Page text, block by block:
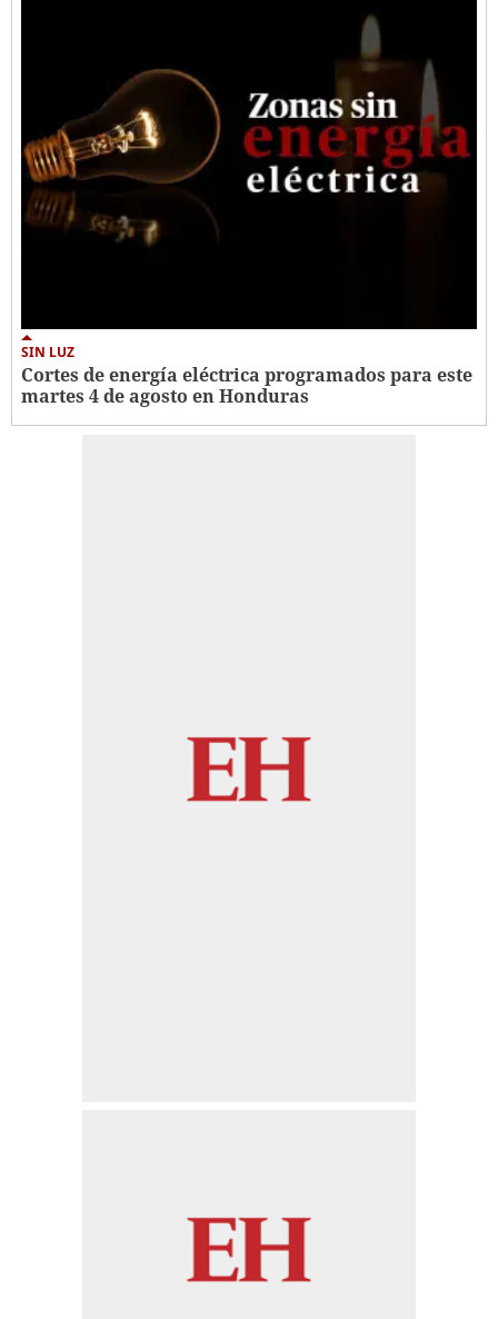
SIN LUZ
Cortes de energía eléctrica programados para este
martes 4 de agosto en Honduras